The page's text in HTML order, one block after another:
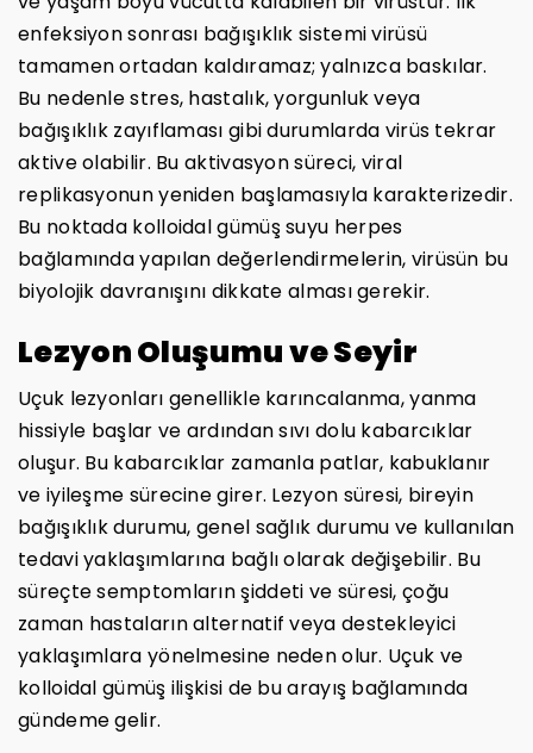
enfeksiyon sonrası bağışıklık sistemi virüsü
tamamen ortadan kaldıramaz; yalnızca baskılar.
Bu nedenle stres, hastalık, yorgunluk veya
bağışıklık zayıflaması gibi durumlarda virüs tekrar
aktive olabilir. Bu aktivasyon süreci, viral
replikasyonun yeniden başlamasıyla karakterizedir.
Bu noktada kolloidal gümüş suyu herpes
bağlamında yapılan değerlendirmelerin, virüsün bu
biyolojik davranışını dikkate alması gerekir.
Lezyon Oluşumu ve Seyir
Uçuk lezyonları genellikle karıncalanma, yanma
hissiyle başlar ve ardından sıvı dolu kabarcıklar
oluşur. Bu kabarcıklar zamanla patlar, kabuklanır
ve iyileşme sürecine girer. Lezyon süresi, bireyin
bağışıklık durumu, genel sağlık durumu ve kullanılan
tedavi yaklaşımlarına bağlı olarak değişebilir. Bu
süreçte semptomların şiddeti ve süresi, çoğu
zaman hastaların alternatif veya destekleyici
yaklaşımlara yönelmesine neden olur. Uçuk ve
kolloidal gümüş ilişkisi de bu arayış bağlamında
gündeme gelir.